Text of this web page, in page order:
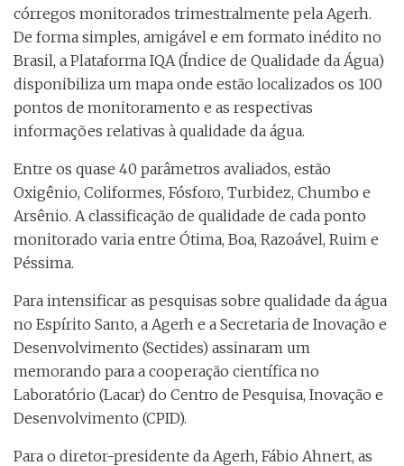
córregos monitorados trimestralmente pela Agerh.
De forma simples, amigável e em formato inédito no
Brasil, a Plataforma IQA (Índice de Qualidade da Água)
disponibiliza um mapa onde estão localizados os 100
pontos de monitoramento e as respectivas
informações relativas à qualidade da água.
Entre os quase 40 parâmetros avaliados, estão
Oxigênio, Coliformes, Fósforo, Turbidez, Chumbo e
Arsênio. A classificação de qualidade de cada ponto
monitorado varia entre Ótima, Boa, Razoável, Ruim e
Péssima.
Para intensificar as pesquisas sobre qualidade da água
no Espírito Santo, a Agerh e a Secretaria de Inovação e
Desenvolvimento (Sectides) assinaram um
memorando para a cooperação científica no
Laboratório (Lacar) do Centro de Pesquisa, Inovação e
Desenvolvimento (CPID).
Para o diretor-presidente da Agerh, Fábio Ahnert, as